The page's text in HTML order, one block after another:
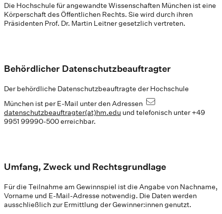
Die Hochschule für angewandte Wissenschaften München ist eine
Körperschaft des Öffentlichen Rechts. Sie wird durch ihren
Präsidenten Prof. Dr. Martin Leitner gesetzlich vertreten.
Behördlicher Datenschutzbeauftragter
Der behördliche Datenschutzbeauftragte der Hochschule
München ist per E-Mail unter den Adressen
datenschutzbeauftragter(at)hm.edu und telefonisch unter +49
9951 99990-500 erreichbar.
Umfang, Zweck und Rechtsgrundlage
Für die Teilnahme am Gewinnspiel ist die Angabe von Nachname,
Vorname und E-Mail-Adresse notwendig. Die Daten werden
ausschließlich zur Ermittlung der Gewinner:innen genutzt.